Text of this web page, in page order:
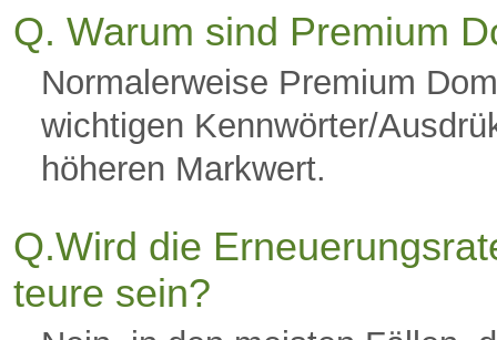
Q. Warum sind Premium
Normalerweise Premium
wichtigen Kennwörter/
höheren Markwert.
Q.Wird die
teure sein?